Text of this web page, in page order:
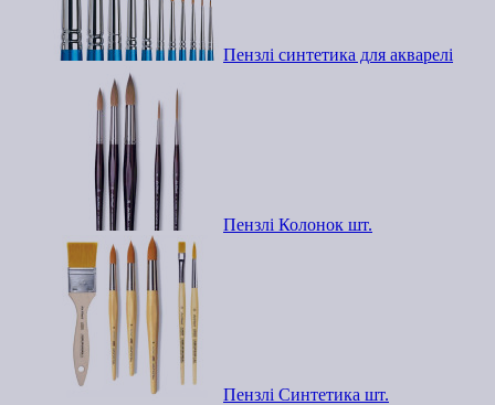
Пензлі синтетика для акварелі
Пензлі Колонок шт.
Пензлі Синтетика шт.